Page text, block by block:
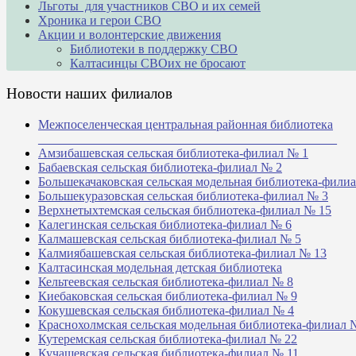
Льготы для участников СВО и их семей
Хроника и герои СВО
Акции и волонтерские движения
Библиотеки в поддержку СВО
Калтасинцы СВОих не бросают
Новости наших филиалов
Межпоселенческая центральная районная библиотека
Амзибашевская сельская библиотека-филиал № 1
Бабаевская сельская библиотека-филиал № 2
Большекачаковская сельская модельная библиотека-
Большекуразовская сельская библиотека-филиал № 3
Верхнетыхтемская сельская библиотека-филиал № 15
Калегинская сельская библиотека-филиал № 6
Калмашевская сельская библиотека-филиал № 5
Калмиябашевская сельская библиотека-филиал № 13
Калтасинская модельная детская библиотека
Кельтеевская сельская библиотека-филиал № 8
Киебаковская сельская библиотека-филиал № 9
Кокушевская сельская библиотека-филиал № 4
Краснохолмская сельская модельная библиотека-филиал
Кутеремская сельская библиотека-филиал № 22